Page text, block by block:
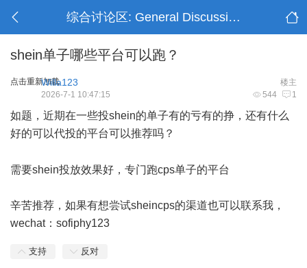
综合讨论区: General Discussion
shein单子哪些平台可以跑？
点击重新加载 楼主
Willa123
544 1
2026-7-1 10:47:15
如题，近期在一些投shein的单子有的亏有的挣，还有什么
好的可以代投的平台可以推荐吗？
需要shein投放效果好，专门跑cps单子的平台
辛苦推荐，如果有想尝试sheincps的渠道也可以联系我，
wechat：sofiphy123
支持 反对